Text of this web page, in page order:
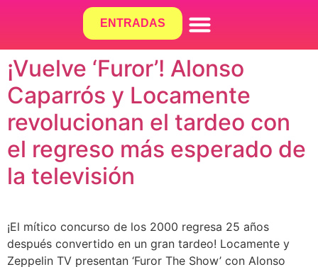
ENTRADAS
¡Vuelve ‘Furor’! Alonso
Caparrós y Locamente
revolucionan el tardeo con
el regreso más esperado de
la televisión
¡El mítico concurso de los 2000 regresa 25 años
después convertido en un gran tardeo! Locamente y
Zeppelin TV presentan ‘Furor The Show’ con Alonso